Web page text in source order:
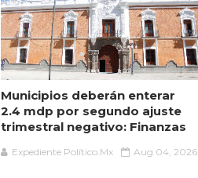
Municipios deberán enterar
2.4 mdp por segundo ajuste
trimestral negativo: Finanzas
Expediente Político.Mx Aug 04, 2026